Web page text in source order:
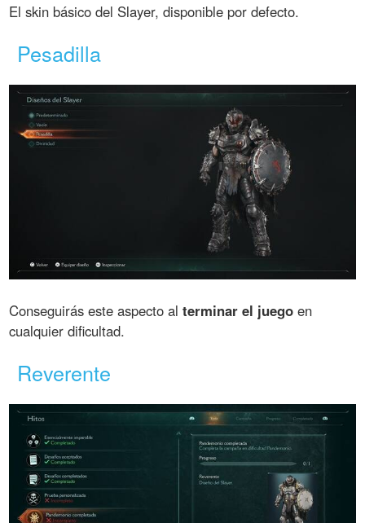
El skin básico del Slayer, disponible por defecto.
Pesadilla
Conseguirás este aspecto alterminar el juego en
cualquier dificultad.
Reverente